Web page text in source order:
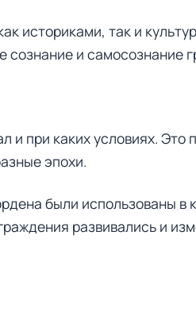
историками, так и
сознание и самосознание
при каких условиях. Это
эпохи.
были использованы в
развивались и